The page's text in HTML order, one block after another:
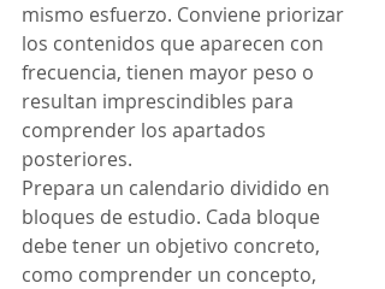
mismo esfuerzo. Conviene priorizar
los contenidos que aparecen con
frecuencia, tienen mayor peso o
resultan imprescindibles para
comprender los apartados
posteriores.
Prepara un calendario dividido en
bloques de estudio. Cada bloque
debe tener un objetivo concreto,
como comprender un concepto,